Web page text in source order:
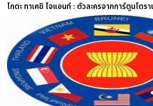
โกดะ ทาเคชิ ไจแอนท์ : ตัวละครจากการ์ตูนโดร